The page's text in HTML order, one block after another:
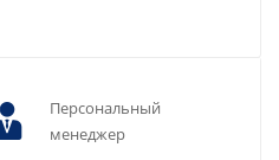
Персональный
менеджер